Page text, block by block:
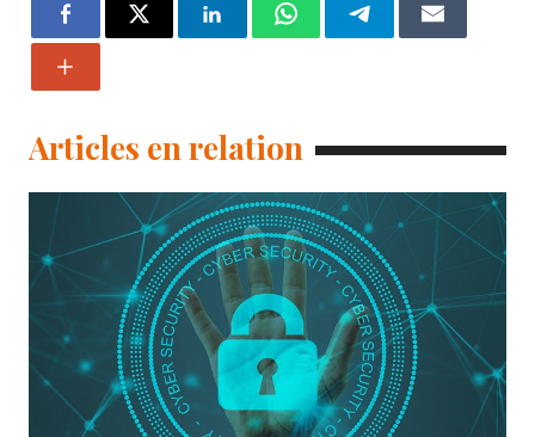
Articles en relation